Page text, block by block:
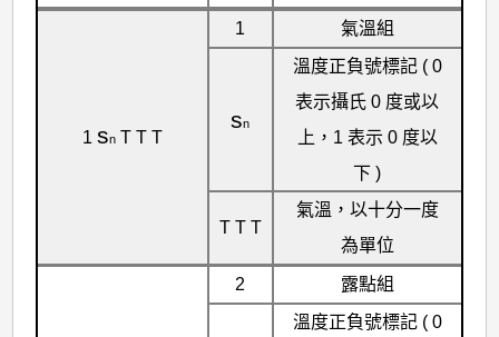
1 snT T T
1 氣溫組
sn
溫度正負號標記 ( 0
表示攝氏 0 度或以
上，1 表示 0 度以
下 )
T T T
氣溫，以十分一度
為單位
2 露點組
溫度正負號標記 ( 0